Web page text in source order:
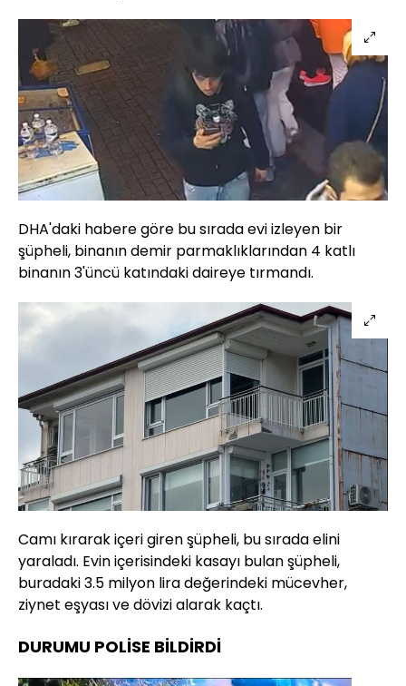
DHA'daki habere göre bu sırada evi izleyen bir
şüpheli, binanın demir parmaklıklarından 4 katlı
binanın 3'üncü katındaki daireye tırmandı.
Camı kırarak içeri giren şüpheli, bu sırada elini
yaraladı. Evin içerisindeki kasayı bulan şüpheli,
buradaki 3.5 milyon lira değerindeki mücevher,
ziynet eşyası ve dövizi alarak kaçtı.
DURUMU POLİSE BİLDİRDİ